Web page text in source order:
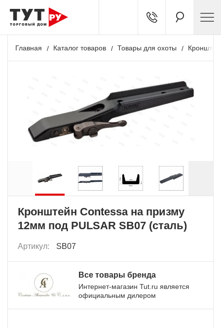
Главная Каталог товаров Товары для охоты
Кронштейн Contessa на призму
12мм под PULSAR SB07 (сталь)
Артикул: SB07
Все товары бренда
Интернет-магазин Tut.ru является
официальным дилером